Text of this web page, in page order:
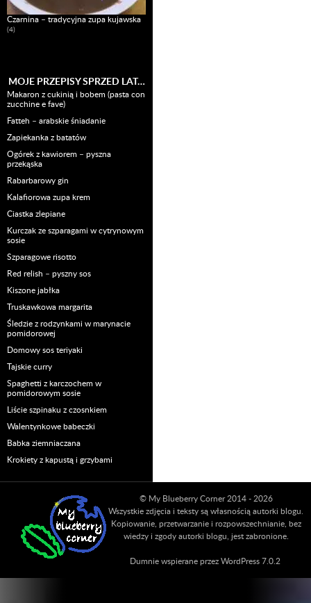
Czarnina – tradycyjna zupa kujawska
(4)
MOJE PRZEPISY SPRZED LAT…
Makaron z cukinią i bobem (pasta con
zucchine e fave)
Fatteh – arabskie śniadanie
Zapiekanka z batatów
Ogórek z kawiorem – pyszna
przekąska
Rabarbarowy gin
Kalafiorowa zupa krem
Ciastka zlepiane
Kurczak ze szparagami w cytrynowym
sosie
Szparagowe risotto
Red relish – pyszny sos
Kiszone jabłka
Truskawkowa margarita
Śledzie z rodzynkami w marynacie
pomidorowej
Domowy sos teriyaki
Tajskie curry
Spaghetti z karczochem w
pomidorowym sosie
Liście szpinaku z czosnkiem
Walentynkowe babeczki
Babka ziemniaczana
Krokiety z kapustą i grzybami
© My Blueberry Corner 2014 - 2026
Wszystkie zdjęcia i teksty są własnością autorki blogu.
Kopiowanie, przetwarzanie i rozpowszechnianie, bez
wiedzy i zgody autorki blogu, jest zabronione.
Dumnie wspierane przez WordPress 7.0.2